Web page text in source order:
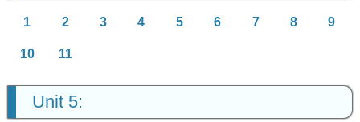
1 2 3 4 5 6 7 8 9
10 11
Unit 5: